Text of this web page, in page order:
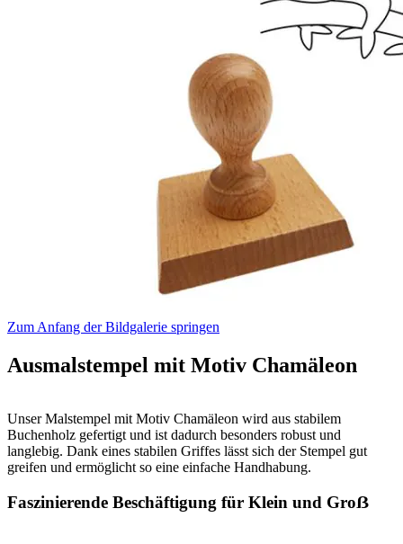
Zum Anfang der Bildgalerie springen
Ausmalstempel mit Motiv Chamäleon
Unser Malstempel mit Motiv Chamäleon wird aus stabilem
Buchenholz gefertigt und ist dadurch besonders robust und
langlebig. Dank eines stabilen Griffes lässt sich der Stempel gut
greifen und ermöglicht so eine einfache Handhabung.
Faszinierende Beschäftigung für Klein und Groẞ